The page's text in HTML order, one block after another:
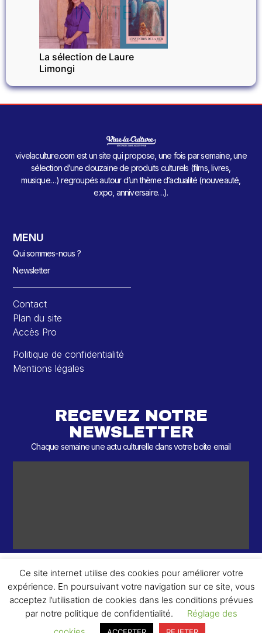
INVITÉ
La sélection de Laure
Limongi
vivelaculture.com est un site qui propose, une fois par semaine, une
sélection d’une douzaine de produits culturels (films, livres,
musique…) regroupés autour d’un thème d’actualité (nouveauté,
expo, anniversaire…).
MENU
Qui sommes-nous ?
Newsletter
Contact
Plan du site
Accès Pro
Politique de confidentialité
Mentions légales
RECEVEZ NOTRE
NEWSLETTER
Chaque semaine une actu culturelle dans votre boîte email
© 2026 – 2 ème Round – Tous droits réservés.
Ce site internet utilise des cookies pour améliorer votre
expérience. En poursuivant votre navigation sur ce site, vous
acceptez l’utilisation de cookies dans les conditions prévues
par notre politique de confidentialité.
Réglage des